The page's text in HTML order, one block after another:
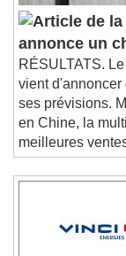
annonce un
RÉSULTATS.
vient
ses prévisions.
en Chine, la
meilleures